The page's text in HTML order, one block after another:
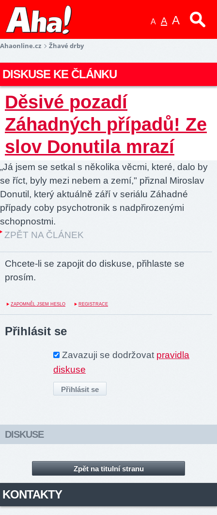
A A A
Ahaonline.cz Žhavé drby
DISKUSE KE ČLÁNKU
Děsivé pozadí
Záhadných případů! Ze
slov Donutila mrazí
„Já jsem se setkal s několika věcmi, které, dalo by
se říct, byly mezi nebem a zemí," přiznal Miroslav
Donutil, který aktuálně září v seriálu Záhadné
případy coby psychotronik s nadpřirozenými
schopnostmi.
ZPĚT NA ČLÁNEK
Chcete-li se zapojit do diskuse, přihlaste se
prosím.
ZAPOMNĚL JSEM HESLO REGISTRACE
Přihlásit se
Zavazuji se dodržovat pravidla
diskuse
DISKUSE
Zpět na titulní stranu
KONTAKTY